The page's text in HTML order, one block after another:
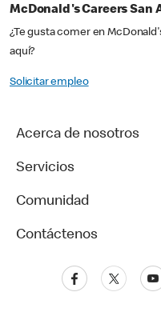
McDonald's Careers San
¿Te gusta comer en
aquí?
Solicitar empleo
Acerca de nosotros
Servicios
Comunidad
Contáctenos